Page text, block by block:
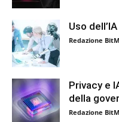
Uso
Redazione
Privacy e
della
Redazione